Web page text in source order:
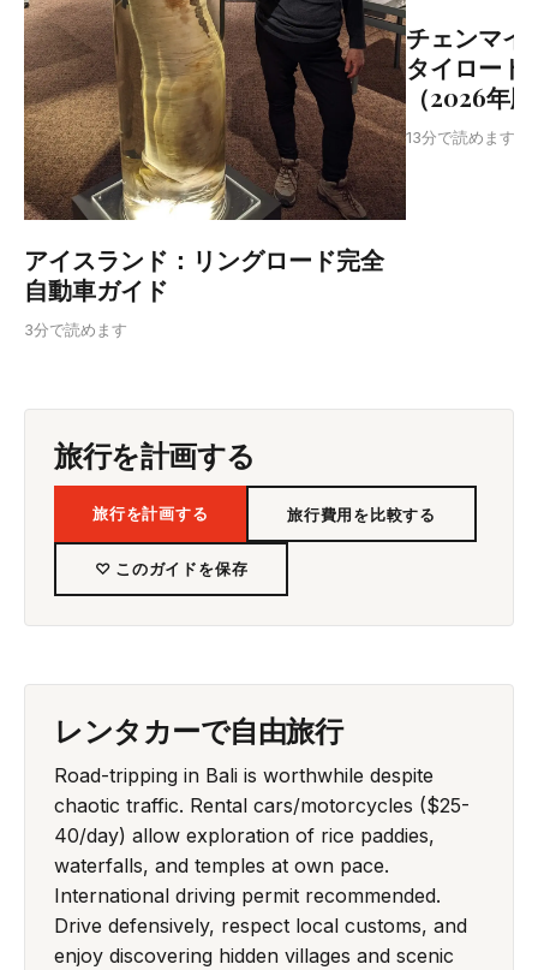
アイスランド：リングロード完全
自動車ガイド
3分で読めます
チェンマイ
タイロード
（2026年
13分で読めます
旅行を計画する
旅行を計画する 旅行費用を比較する
♡ このガイドを保存
レンタカーで自由旅行
Road-tripping in Bali is worthwhile despite
chaotic traffic. Rental cars/motorcycles ($25-
40/day) allow exploration of rice paddies,
waterfalls, and temples at own pace.
International driving permit recommended.
Drive defensively, respect local customs, and
enjoy discovering hidden villages and scenic